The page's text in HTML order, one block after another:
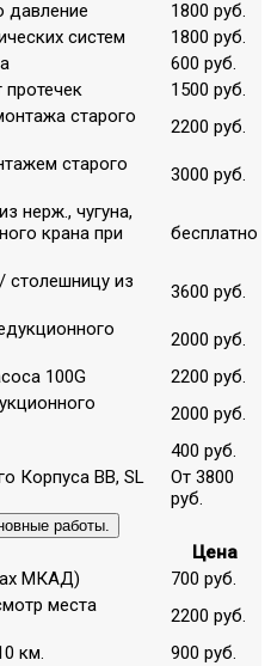
давление
1800 руб.
систем
1800 руб.
600 руб.
1500 руб.
старого
2200 руб.
старого
3000 руб.
нерж., чугуна,
крана при
бесплатно
столешницу из
3600 руб.
2000 руб.
100G
2200 руб.
2000 руб.
400 руб.
Корпуса ВВ, SL
От 3800
руб.
работы.
Цена
МКАД)
700 руб.
места
2200 руб.
км.
900 руб.